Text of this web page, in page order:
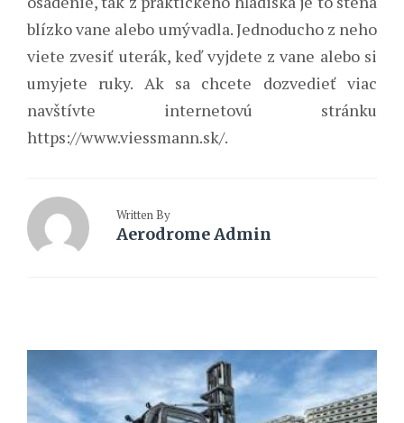
blízko vane alebo umývadla. Jednoducho z neho
viete zvesiť uterák, keď vyjdete z vane alebo si
umyjete ruky. Ak sa chcete dozvedieť viac
navštívte internetovú stránku
https://www.viessmann.sk/.
Written By
Aerodrome Admin